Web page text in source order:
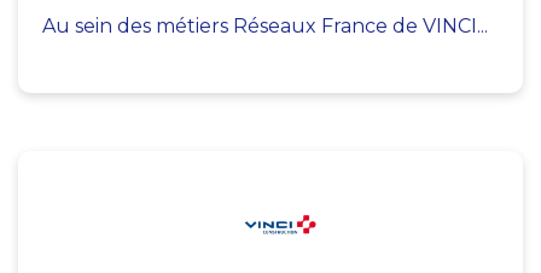
Au sein des métiers Réseaux France de VINCI...